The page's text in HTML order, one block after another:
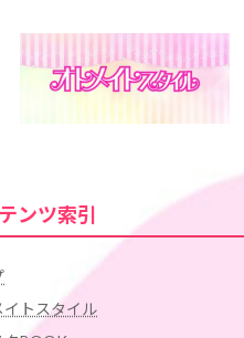
ンツ索引
イトスタイル